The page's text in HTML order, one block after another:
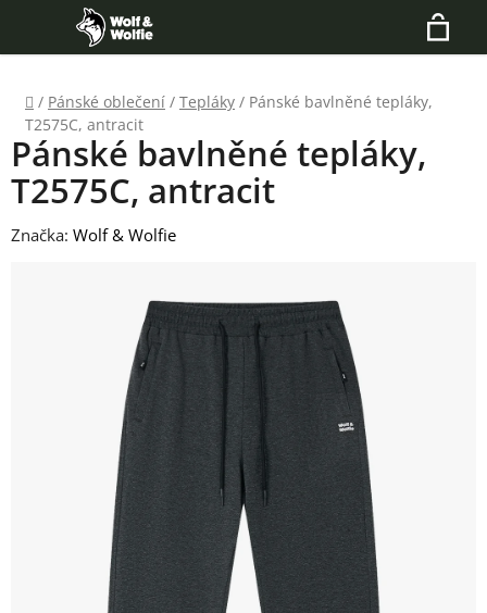
obsah
Hledat
Domů
/ Pánské oblečení / Tepláky / Pánské bavlněné tepláky,
T2575C, antracit
Pánské bavlněné tepláky,
T2575C, antracit
Značka: Wolf & Wolfie